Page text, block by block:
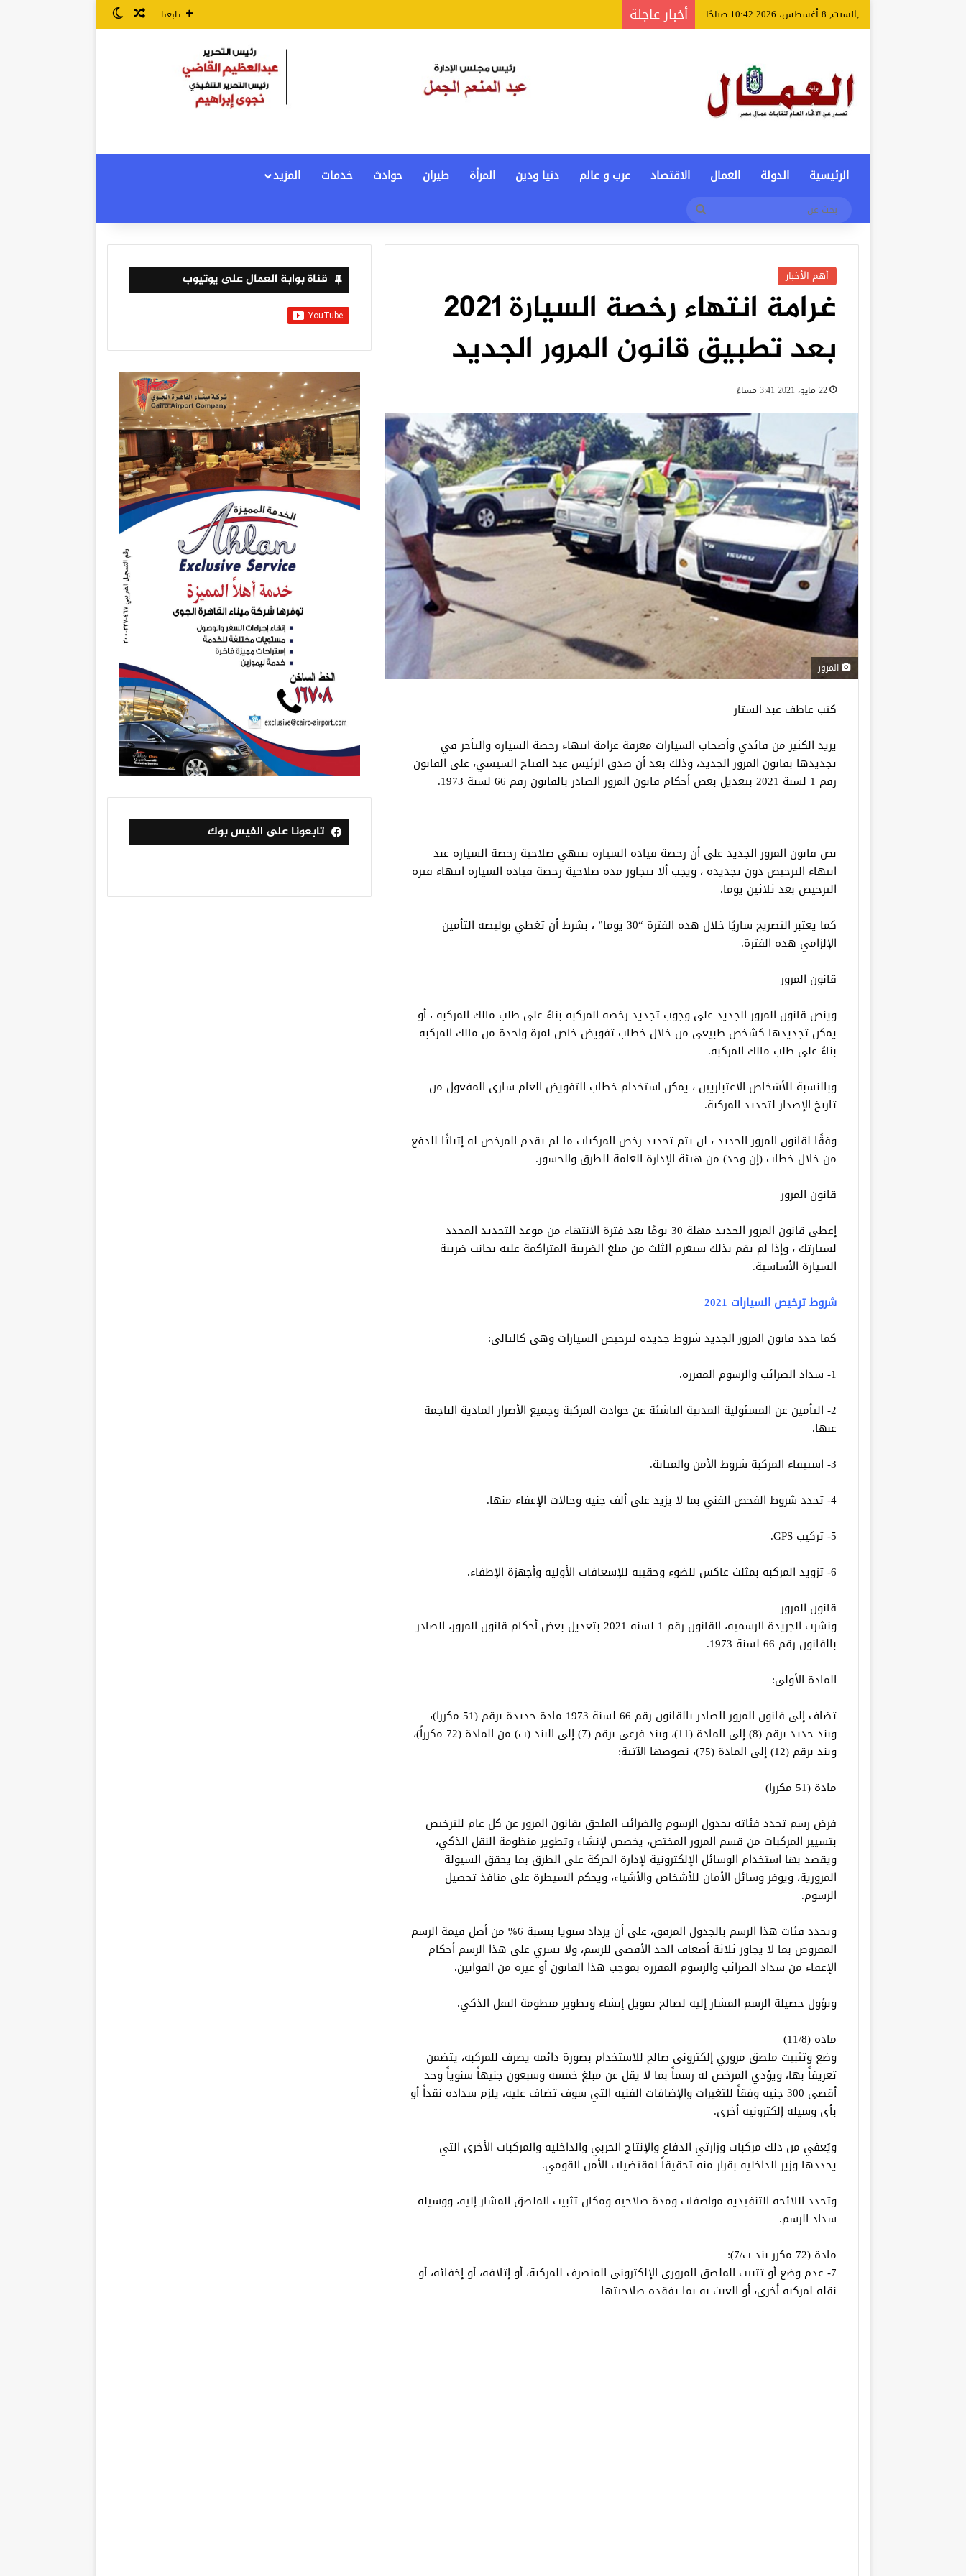
,السبت, 8 أغسطس، 2026 10:42 صباحًا أخبار عاجلة تابعنا مقال عشوائي
الوضع المظلم
الرئيسية الدولة العمال الاقتصاد عرب و عالم دنيا ودين المرأة طيران حوادث خدمات
المزيد
أهم الأخبار
غرامة انتهاء رخصة السيارة 2021
بعد تطبيق قانون المرور الجديد
22 مايو، 2021 3:41 مساءً
المرور
كتب عاطف عبد الستار
يريد الكثير من قائدي وأصحاب السيارات مغرفة غرامة انتهاء رخصة السيارة والتأخر في
تجديدها بقانون المرور الجديد، وذلك بعد أن صدق الرئيس عبد الفتاح السيسي، على القانون
رقم 1 لسنة 2021 بتعديل بعض أحكام قانون المرور الصادر بالقانون رقم 66 لسنة 1973.
نص قانون المرور الجديد على أن رخصة قيادة السيارة تنتهي صلاحية رخصة السيارة عند
انتهاء الترخيص دون تجديده ، ويجب ألا تتجاوز مدة صلاحية رخصة قيادة السيارة انتهاء فترة
الترخيص بعد ثلاثين يوما.
كما يعتبر التصريح ساريًا خلال هذه الفترة “30 يوما” ، بشرط أن تغطي بوليصة التأمين
الإلزامي هذه الفترة.
قانون المرور
وينص قانون المرور الجديد على وجوب تجديد رخصة المركبة بناءً على طلب مالك المركبة ، أو
يمكن تجديدها كشخص طبيعي من خلال خطاب تفويض خاص لمرة واحدة من مالك المركبة
بناءً على طلب مالك المركبة.
وبالنسبة للأشخاص الاعتباريين ، يمكن استخدام خطاب التفويض العام ساري المفعول من
تاريخ الإصدار لتجديد المركبة.
وفقًا لقانون المرور الجديد ، لن يتم تجديد رخص المركبات ما لم يقدم المرخص له إثباتًا للدفع
من خلال خطاب (إن وجد) من هيئة الإدارة العامة للطرق والجسور.
قانون المرور
إعطى قانون المرور الجديد مهلة 30 يومًا بعد فترة الانتهاء من موعد التجديد المحدد
لسيارتك ، وإذا لم يقم بذلك سيغرم الثلث من مبلغ الضريبة المتراكمة عليه بجانب ضريبة
السيارة الأساسية.
شروط ترخيص السيارات 2021
كما حدد قانون المرور الجديد شروط جديدة لترخيص السيارات وهى كالتالى:
1- سداد الضرائب والرسوم المقررة.
2- التأمين عن المسئولية المدنية الناشئة عن حوادث المركبة وجميع الأضرار المادية الناجمة
عنها.
3- استيفاء المركبة شروط الأمن والمتانة.
4- تحدد شروط الفحص الفني بما لا يزيد على ألف جنيه وحالات الإعفاء منها.
5- تركيب GPS.
6- تزويد المركبة بمثلث عاكس للضوء وحقيبة للإسعافات الأولية وأجهزة الإطفاء.
قانون المرور
ونشرت الجريدة الرسمية، القانون رقم 1 لسنة 2021 بتعديل بعض أحكام قانون المرور، الصادر
بالقانون رقم 66 لسنة 1973.
المادة الأولى:
تضاف إلى قانون المرور الصادر بالقانون رقم 66 لسنة 1973 مادة جديدة برقم (51 مكررا)،
وبند جديد برقم (8) إلى المادة (11)، وبند فرعى برقم (7) إلى البند (ب) من المادة (72 مكرراً)،
وبند برقم (12) إلى المادة (75)، نصوصها الآتية:
مادة (51 مكررا)
فرض رسم تحدد فئاته بجدول الرسوم والضرائب الملحق بقانون المرور عن كل عام للترخيص
بتسيير المركبات من قسم المرور المختص، يخصص لإنشاء وتطوير منظومة النقل الذكي،
ويقصد بها استخدام الوسائل الإلكترونية لإدارة الحركة على الطرق بما يحقق السيولة
المرورية، ويوفر وسائل الأمان للأشخاص والأشياء، ويحكم السيطرة على منافذ تحصيل
الرسوم.
وتحدد فئات هذا الرسم بالجدول المرفق، على أن يزداد سنويا بنسبة 6% من أصل قيمة الرسم
المفروض بما لا يجاوز ثلاثة أضعاف الحد الأقصى للرسم، ولا تسري على هذا الرسم أحكام
الإعفاء من سداد الضرائب والرسوم المقررة بموجب هذا القانون أو غيره من القوانين.
وتؤول حصيلة الرسم المشار إليه لصالح تمويل إنشاء وتطوير منظومة النقل الذكي.
مادة (11/8)
وضع وتثبيت ملصق مروري إلكترونى صالح للاستخدام بصورة دائمة يصرف للمركبة، يتضمن
تعريفاً بها، ويؤدي المرخص له رسماً بما لا يقل عن مبلغ خمسة وسبعون جنيهاً سنوياً وحد
أقصى 300 جنيه وفقاً للتغيرات والإضافات الفنية التي سوف تضاف عليه، يلزم سداده نقداً أو
بأى وسيلة إلكترونية أخرى.
ويُعفي من ذلك مركبات وزارتي الدفاع والإنتاج الحربي والداخلية والمركبات الأخرى التي
يحددها وزير الداخلية بقرار منه تحقيقاً لمقتضيات الأمن القومي.
وتحدد اللائحة التنفيذية مواصفات ومدة صلاحية ومكان تثبيت الملصق المشار إليه، ووسيلة
سداد الرسم.
مادة (72 مكرر بند ب/7):
7- عدم وضع أو تثبيت الملصق المروري الإلكتروني المنصرف للمركبة، أو إتلافه، أو إخفائه، أو
نقله لمركبه أخرى، أو العبث به بما يفقده صلاحيتها
قناة بوابة العمال على يوتيوب
تابعونا على الفيس بوك